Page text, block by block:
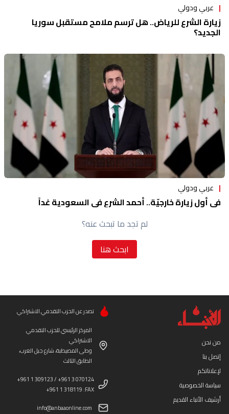
عربي ودولي
زيارة الشرع للرياض.. هل ترسم ملامح مستقبل سوريا
الجديد؟
عربي ودولي
في أول زيارة خارجيّة.. أحمد الشرع في السعودية غداً
لم تجد ما تبحث عنه؟
ابحث هنا
من نحن
إتصل بنا
لإعلاناتكم
سياسة الخصوصية
أرشيف الأنباء القديم
تصدر عن الحزب التقدمي الاشتراكي
المركز الرئيسي للحزب التقدمي
الاشتراكي
وطى المصيطبة، شارع جبل العرب،
الطابق الثالث
+961 1 309123 / +961 3 070124
+961 1 318119 :FAX
info@anbaaonline.com